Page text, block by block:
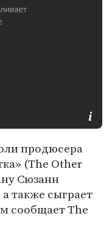
продюсера
(The Other
Сюзанн
также сыграет
сообщает The